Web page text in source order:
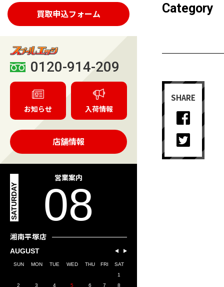
買取申込フォーム
0120-914-209
お知らせ 入荷情報
店舗情報
営業案内
08
SATURDAY
湘南平塚店
AUGUST
SUN MON TUE WED THU FRI
SAT
1
2
3 4 5 6 7
8
Category
SHARE